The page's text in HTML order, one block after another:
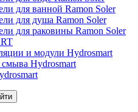
для ванной Ramon Soler
для душа Ramon Soler
для раковины Ramon Soler
и модули Hydrosmart
Hydrosmart